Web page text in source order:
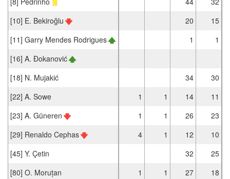
[10] E. Bekiroğlu
20
15
[11] Garry Mendes Rodrigues
1
1
[16] A. Đokanović
[18] N. Mujakić
34
30
[22] A. Sowe
1 1 14
11
[23] A. Güneren
1 1 26
23
[29] Renaldo Cephas
4 1 12
10
[45] Y. Çetin
32
25
[80] O. Moruțan
1 1 27 18